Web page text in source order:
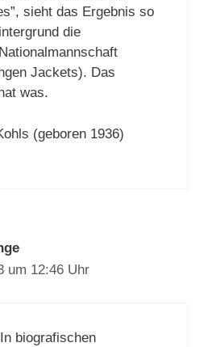
sieht das Ergebnis so
die
Jackets). Das
was.
(geboren 1936)
um 12:46 Uhr
biografischen